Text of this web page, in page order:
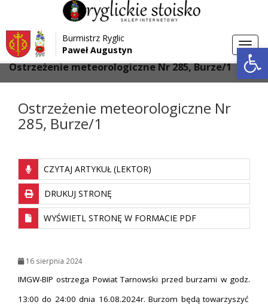
Przejdź do menu
Przejdź do głównej treści strony
Przejdź do stopki strony
Burmistrz Ryglic
Paweł Augustyn
Strona główna > Aktualności
Ostrzeżenie meteorologiczne Nr 285, Burze/1
Ostrzeżenie meteorologiczne Nr
285, Burze/1
CZYTAJ ARTYKUŁ (LEKTOR)
DRUKUJ STRONĘ
WYŚWIETL STRONĘ W FORMACIE PDF
16 sierpnia 2024
IMGW-BIP ostrzega Powiat Tarnowski przed burzami w godz.
13:00 do 24:00 dnia 16.08.2024r. Burzom będą towarzyszyć